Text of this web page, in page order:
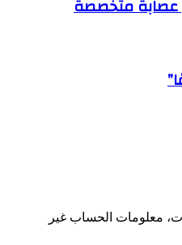
عصابة متخصصة
معلومات الحساب غير